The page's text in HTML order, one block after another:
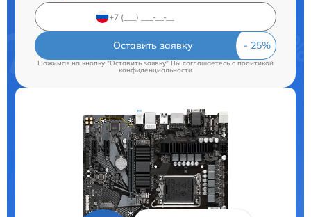
Оставить заявку
Нажимая на кнопку "Оставить заявку" Вы соглашаетесь c политикой
конфиденциальности